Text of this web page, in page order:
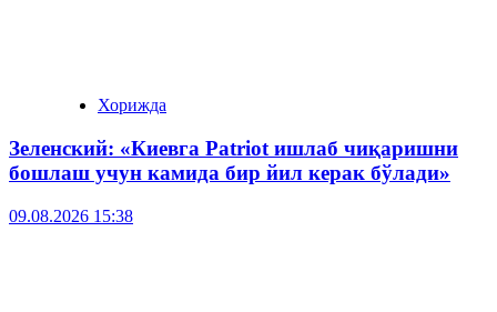
Хорижда
Зеленский: «Киевга Patriot ишлаб чиқаришни
бошлаш учун камида бир йил керак бўлади»
09.08.2026 15:38